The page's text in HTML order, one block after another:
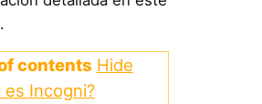
contents Hide
es Incogni?